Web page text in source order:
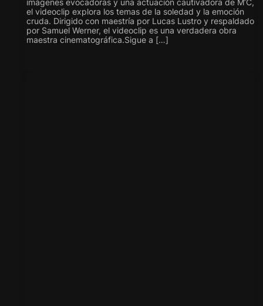
imágenes evocadoras y una actuación cautivadora de M’C,
el videoclip explora los temas de la soledad y la emoción
cruda. Dirigido con maestría por Lucas Lustro y respaldado
por Samuel Werner, el videoclip es una verdadera obra
maestra cinematográfica.Sigue a […]